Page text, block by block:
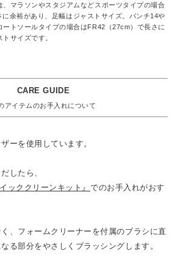
マラソンやスタジアムなどスポーツタイプの場合
余裕があり、足幅はジャストサイズ。パンチ14や
ートソールタイプの場合はFR42（27cm）で長さに
サイズです。
CARE GUIDE
アイテムのお手入れについて
ーを使用しています。
したら、
ッククリーンキット』でのお手入れがおす
、フォームクリーナーを付属のブラシに直
る部分をやさしくブラッシングします。